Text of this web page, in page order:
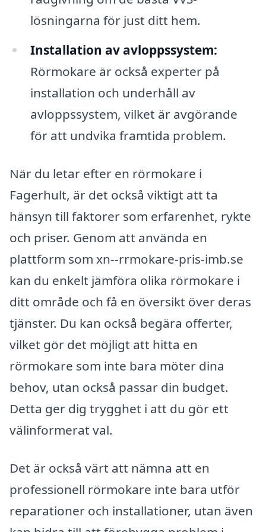
lösningarna för just ditt hem.
Installation av avloppssystem:
Rörmokare är också experter på
installation och underhåll av
avloppssystem, vilket är avgörande
för att undvika framtida problem.
När du letar efter en rörmokare i
Fagerhult, är det också viktigt att ta
hänsyn till faktorer som erfarenhet, rykte
och priser. Genom att använda en
plattform som xn--rrmokare-pris-imb.se
kan du enkelt jämföra olika rörmokare i
ditt område och få en översikt över deras
tjänster. Du kan också begära offerter,
vilket gör det möjligt att hitta en
rörmokare som inte bara möter dina
behov, utan också passar din budget.
Detta ger dig trygghet i att du gör ett
välinformerat val.
Det är också värt att nämna att en
professionell rörmokare inte bara utför
reparationer och installationer, utan även